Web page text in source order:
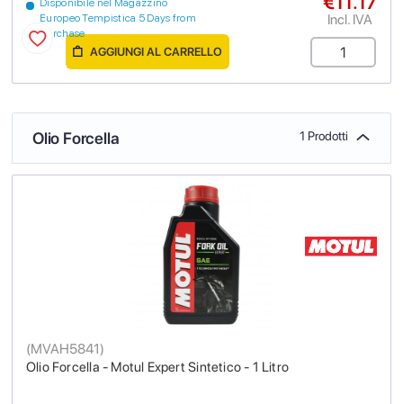
Disponibile nel Magazzino
Europeo Tempistica 5 Days from
purchase
Incl. IVA
AGGIUNGI AL CARRELLO
Olio Forcella 1 Prodotti
Olio Forcella - Motul Expert Sintetico - 1 Litro
(MVAH5841)